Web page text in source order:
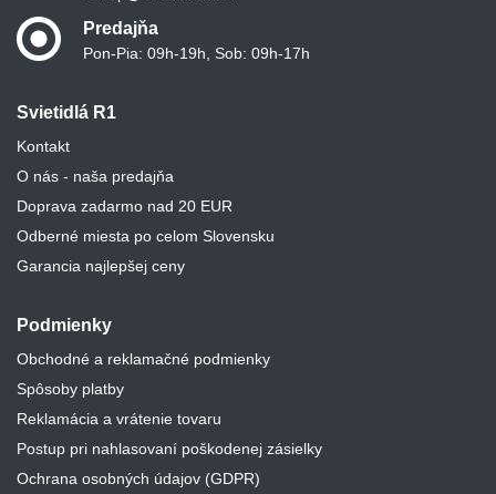
Svietidlá R1
Kontakt
O nás - naša predajňa
Doprava zadarmo nad 20 EUR
Odberné miesta po celom Slovensku
Garancia najlepšej ceny
Podmienky
Obchodné a reklamačné podmienky
Spôsoby platby
Reklamácia a vrátenie tovaru
Postup pri nahlasovaní poškodenej zásielky
Ochrana osobných údajov (GDPR)
Predajňa
Pon-Pia: 09h-19h, Sob: 09h-17h